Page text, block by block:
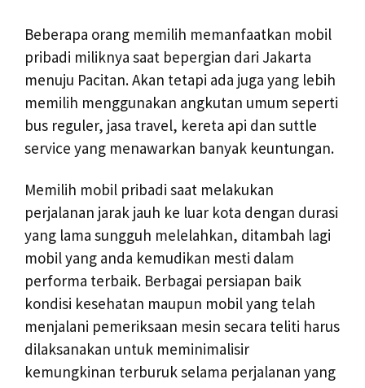
Beberapa orang memilih memanfaatkan mobil
pribadi miliknya saat bepergian dari Jakarta
menuju Pacitan. Akan tetapi ada juga yang lebih
memilih menggunakan angkutan umum seperti
bus reguler, jasa travel, kereta api dan suttle
service yang menawarkan banyak keuntungan.
Memilih mobil pribadi saat melakukan
perjalanan jarak jauh ke luar kota dengan durasi
yang lama sungguh melelahkan, ditambah lagi
mobil yang anda kemudikan mesti dalam
performa terbaik. Berbagai persiapan baik
kondisi kesehatan maupun mobil yang telah
menjalani pemeriksaan mesin secara teliti harus
dilaksanakan untuk meminimalisir
kemungkinan terburuk selama perjalanan yang